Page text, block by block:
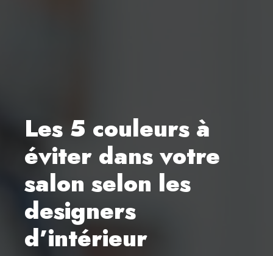
Les 5 couleurs à
éviter dans votre
salon selon les
designers
d’intérieur